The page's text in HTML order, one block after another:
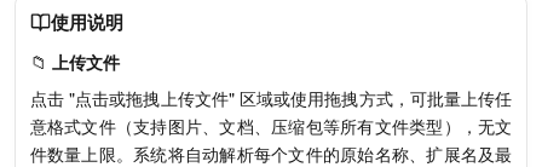
使用说明
📁
上传文件
点击 "点击或拖拽上传文件" 区域或使用拖拽方式，可批量上传任
意格式文件（支持图片、文档、压缩包等所有文件类型），无文
件数量上限。系统将自动解析每个文件的原始名称、扩展名及最